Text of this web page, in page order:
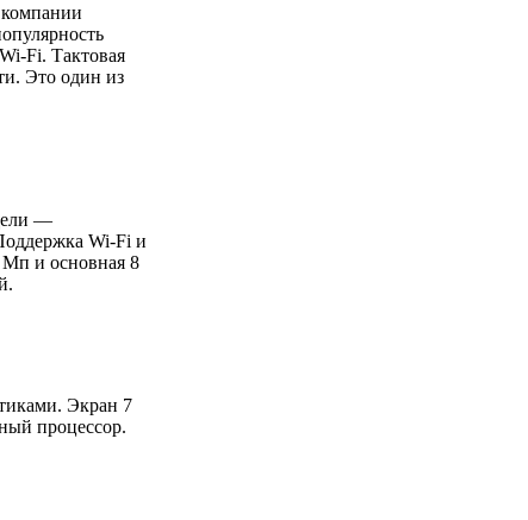
Fi. Тактовая
Это один из
—
Wi-Fi и
Мп и основная 8
Экран 7
процессор.